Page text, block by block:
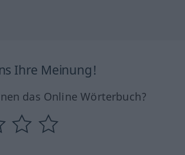
Ihre Meinung!
das Online Wörterbuch?